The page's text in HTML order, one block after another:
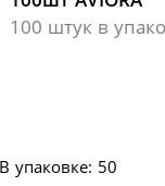
100 штук в
В упаковке: 50